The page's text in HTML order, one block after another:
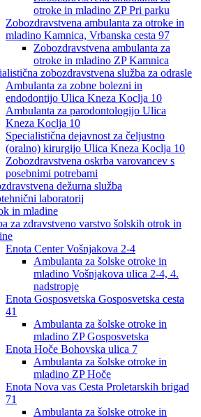
otroke in mladino ZP Pri parku
Zobozdravstvena ambulanta za otroke in
mladino Kamnica, Vrbanska cesta 97
Zobozdravstvena ambulanta za
otroke in mladino ZP Kamnica
zobozdravstvena služba za odrasle
Ambulanta za zobne bolezni in
endodontijo Ulica Kneza Koclja 10
Ambulanta za parodontologijo Ulica
Kneza Koclja 10
Specialistična dejavnost za čeljustno
(oralno) kirurgijo Ulica Kneza Koclja 10
Zobozdravstvena oskrba varovancev s
posebnimi potrebami
dežurna služba
laboratorij
in mladine
za zdravstveno varstvo šolskih otrok in
Enota Center Vošnjakova 2-4
Ambulanta za šolske otroke in
mladino Vošnjakova ulica 2-4, 4.
nadstropje
Enota Gosposvetska Gosposvetska cesta
41
Ambulanta za šolske otroke in
mladino ZP Gosposvetska
Enota Hoče Bohovska ulica 7
Ambulanta za šolske otroke in
mladino ZP Hoče
Enota Nova vas Cesta Proletarskih brigad
71
Ambulanta za šolske otroke in